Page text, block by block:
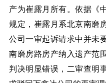
产为崔露月所有。依据《
规定，崔露月系北京南磨
公司一审起诉请求中并未
南磨房路房产纳入遗产范
判决明显错误，二审查明